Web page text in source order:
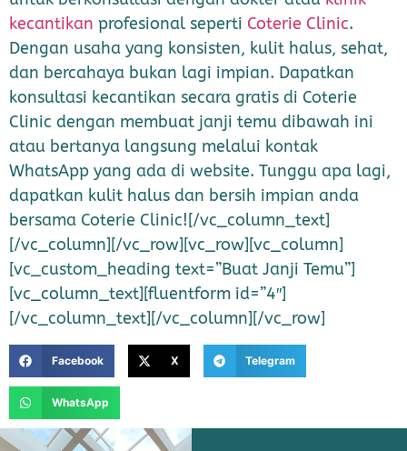
kecantikan profesional seperti Coterie Clinic.
Dengan usaha yang konsisten, kulit halus, sehat,
dan bercahaya bukan lagi impian. Dapatkan
konsultasi kecantikan secara gratis di Coterie
Clinic dengan membuat janji temu dibawah ini
atau bertanya langsung melalui kontak
WhatsApp yang ada di website. Tunggu apa lagi,
dapatkan kulit halus dan bersih impian anda
bersama Coterie Clinic![/vc_column_text]
[/vc_column][/vc_row][vc_row][vc_column]
[vc_custom_heading text=”Buat Janji Temu”]
[vc_column_text][fluentform id=”4″]
[/vc_column_text][/vc_column][/vc_row]
Facebook X Telegram
WhatsApp